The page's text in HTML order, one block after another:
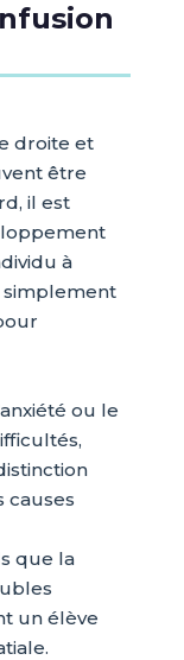
droite et
être
il est
à
simplement
ou le
causes
que la
un élève